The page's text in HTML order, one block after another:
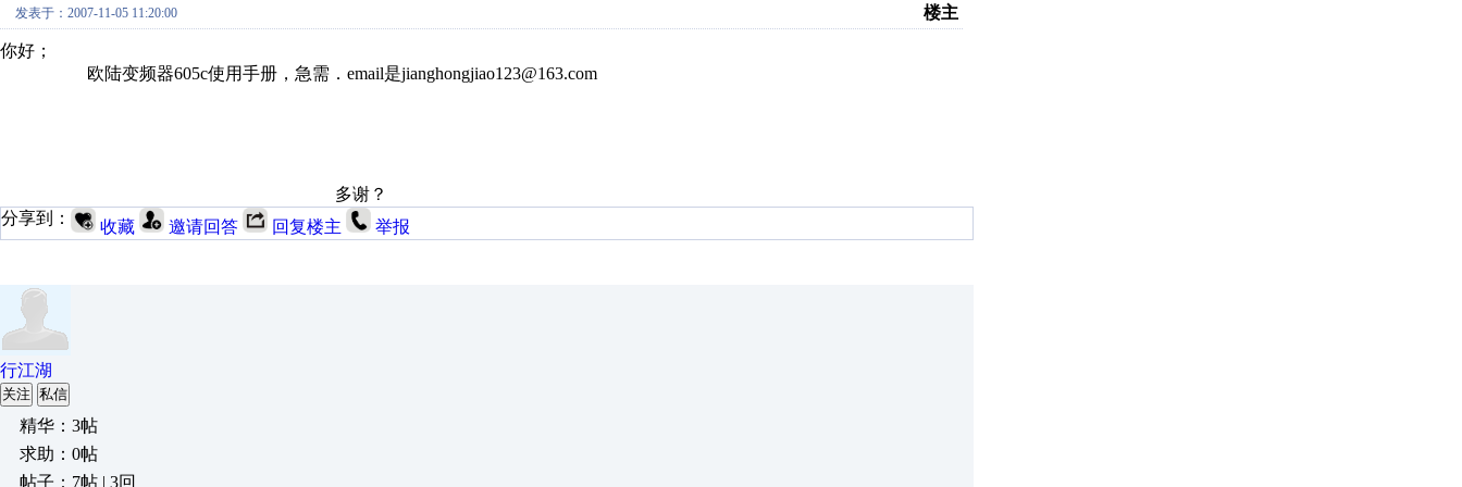
发表于：2007-11-05 11:20:00 楼主
你好；
欧陆变频器605c使用手册，急需．email是jianghongjiao123@163.com
多谢？
分享到：
收藏 邀请回答 回复楼主 举报
行江湖
关注 私信
精华：3帖
求助：0帖
帖子：7帖 | 3回